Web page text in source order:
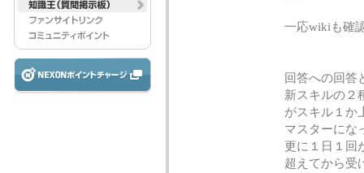
一応wikiも確
回答への回答
新スキルの２
がスキル１か
マスターにな
更に１日１
超えてから受